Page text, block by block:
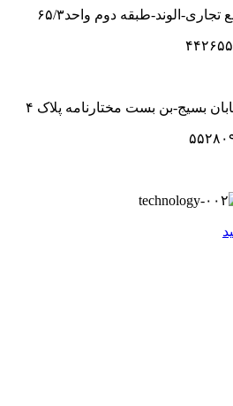
تجاری-الوند-طبقه دوم واحد۶ ۵/۳
۲۶
بسیج-بن بست مختارنامه پلاک ۴